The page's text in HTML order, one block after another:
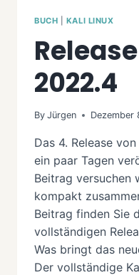
BUCH KALI LINUX
2022.4
By Jürgen Dezember
Das 4. Release
ein paar Tagen
Beitrag versuchen
kompakt
Beitrag finden Sie
vollständigen
Was bringt das
Der vollständige